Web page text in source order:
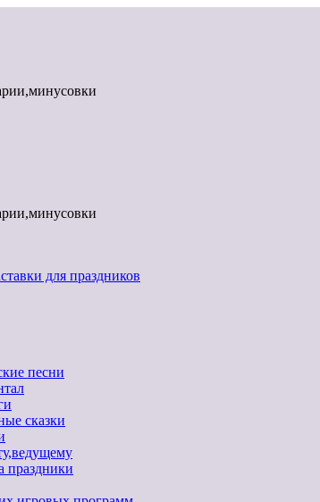
для праздников
песни
сказки
праздники